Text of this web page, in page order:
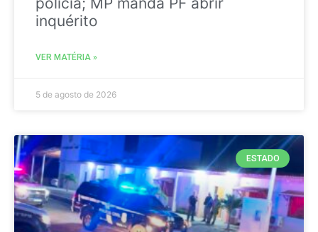
inquérito
VER MATÉRIA »
5 de agosto de 2026
ESTADO